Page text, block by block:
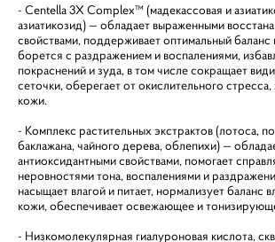
- Centella 3X Complex™ (мадекассовая и
азиатикозид) — обладает выраженными
свойствами, поддерживает оптимальный баланс
борется с раздражением и воспалениями,
покраснений и зуда, в том числе сокращает
сеточки, оберегает от окислительного
кожи.
- Комплекс растительных экстрактов (лотоса,
баклажана, чайного дерева, облепихи) —
антиоксидантными свойствами, помогает
неровностями тона, воспалениями и
насыщает влагой и питает, нормализует баланс
кожи, обеспечивает освежающее и
- Низкомолекулярная гиалуроновая кислота,